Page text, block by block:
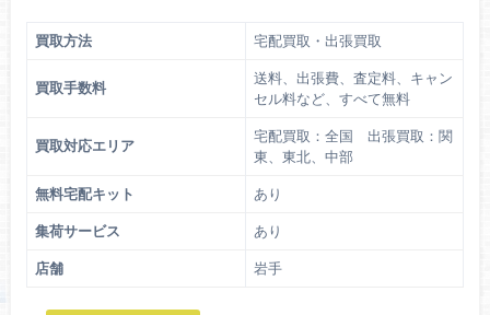
買取方法 宅配買取・出張買取
買取手数料
送料、出張費、査定料、キャン
セル料など、すべて無料
買取対応エリア
宅配買取：全国 出張買取：関
東、東北、中部
無料宅配キット あり
集荷サービス あり
店舗 岩手